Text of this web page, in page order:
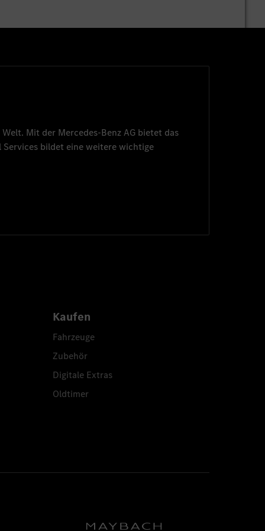
Mit der Mercedes-Benz AG bietet das
Services bildet eine weitere wichtige
Kaufen
Fahrzeuge
Zubehör
Digitale Extras
Oldtimer